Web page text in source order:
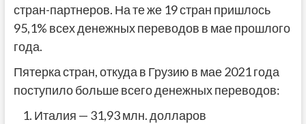
стран-партнеров. На те же 19 стран пришлось
95,1% всех денежных переводов в мае прошлого
года.
Пятерка стран, откуда в Грузию в мае 2021 года
поступило больше всего денежных переводов:
Италия — 31,93 млн. долларов